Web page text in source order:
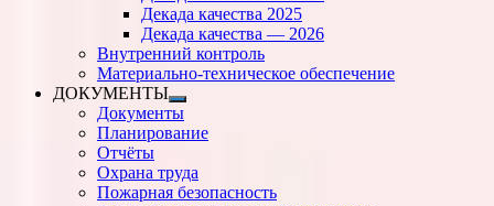
подменю
Декада качества 2025
Декада качества — 2026
Внутренний контроль
Материально-техническое обеспечение
ДОКУМЕНТЫ
Показать
подменю
Документы
Планирование
Отчёты
Охрана труда
Пожарная безопасность